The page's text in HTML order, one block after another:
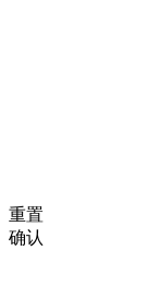
重置
确认